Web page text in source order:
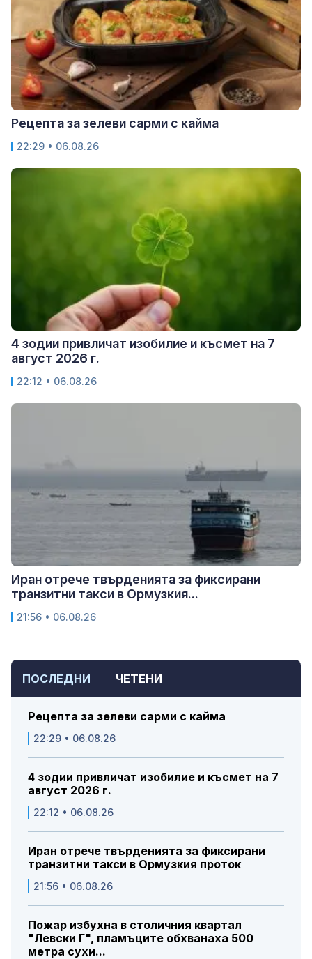
ПОСЛЕДНИ ЧЕТЕНИ
Рецепта за зелеви сарми с кайма
22:29 • 06.08.26
4 зодии привличат изобилие и късмет на 7
август 2026 г.
22:12 • 06.08.26
Иран отрече твърденията за фиксирани
транзитни такси в Ормузкия проток
21:56 • 06.08.26
Пожар избухна в столичния квартал
"Левски Г", пламъците обхванаха 500
метра сухи...
Рецепта за зелеви сарми с кайма
22:29 • 06.08.26
4 зодии привличат изобилие и късмет на 7
август 2026 г.
22:12 • 06.08.26
Иран отрече твърденията за фиксирани
транзитни такси в Ормузкия...
21:56 • 06.08.26